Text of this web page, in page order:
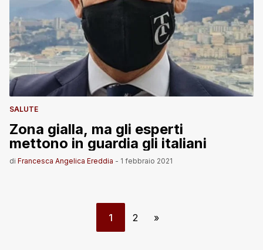
SALUTE
Zona gialla, ma gli esperti
mettono in guardia gli italiani
di Francesca Angelica Ereddia - 1 febbraio 2021
1 2 »